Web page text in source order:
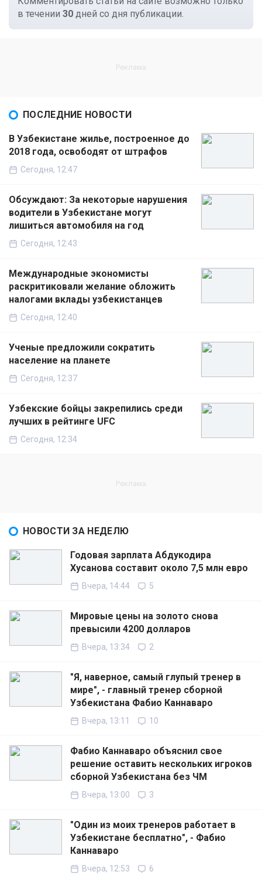
в течении 30 дней со дня публикации.
ПОСЛЕДНИЕ НОВОСТИ
В Узбекистане жилье, построенное до
2018 года, освободят от штрафов
Сегодня, 12:47
Обсуждают: За некоторые нарушения
водители в Узбекистане могут
лишиться автомобиля на год
Сегодня, 12:43
Международные экономисты
раскритиковали желание обложить
налогами вклады узбекистанцев
Сегодня, 12:40
Ученые предложили сократить
население на планете
Сегодня, 12:37
Узбекские бойцы закрепились среди
лучших в рейтинге UFC
Сегодня, 12:34
НОВОСТИ ЗА НЕДЕЛЮ
Годовая зарплата Абдукодира
Хусанова составит около 7,5 млн евро
Вчера, 14:44 5
Мировые цены на золото снова
превысили 4200 долларов
Вчера, 13:34 2
"Я, наверное, самый глупый тренер в
мире", - главный тренер сборной
Узбекистана Фабио Каннаваро
Вчера, 13:11 10
Фабио Каннаваро объяснил свое
решение оставить нескольких игроков
сборной Узбекистана без ЧМ
Вчера, 13:00 3
"Один из моих тренеров работает в
Узбекистане бесплатно", - Фабио
Каннаваро
Вчера, 12:53 6